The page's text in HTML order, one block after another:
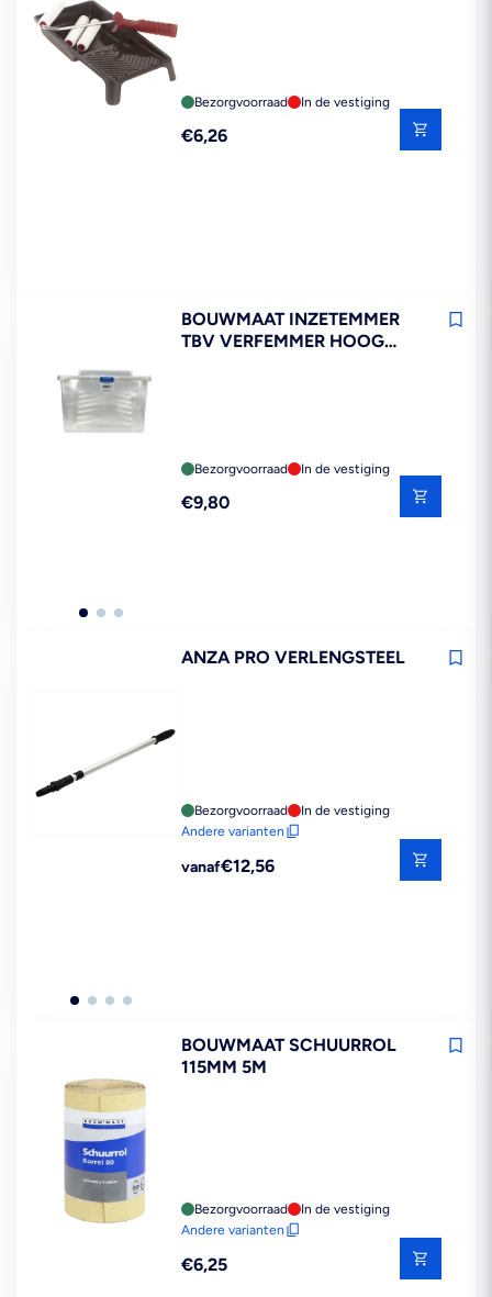
Bezorgvoorraad In de vestiging
Reguliere
€6,26
BOUWMAAT INZETEMMER
TBV VERFEMMER HOOG
Bezorgvoorraad In de vestiging
Reguliere
€9,80
ANZA PRO VERLENGSTEEL
Bezorgvoorraad
In de vestiging
Andere varianten
Reguliere
vanaf€12,56
BOUWMAAT SCHUURROL
115MM 5M
Bezorgvoorraad
In de vestiging
Andere varianten
Reguliere
€6,25